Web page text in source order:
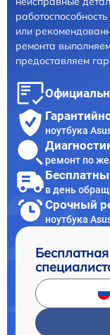
или
ремонта
предоставляем
ноутбука
ремонт по
в день
Срочный
ноутбука